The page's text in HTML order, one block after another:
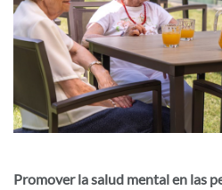
Promover la salud mental en las